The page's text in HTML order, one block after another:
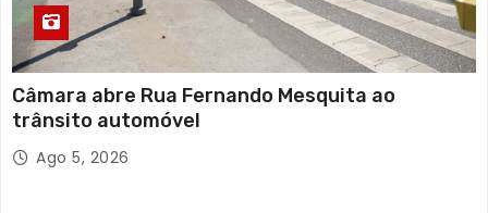
Câmara abre Rua Fernando Mesquita ao
trânsito automóvel
Ago 5, 2026